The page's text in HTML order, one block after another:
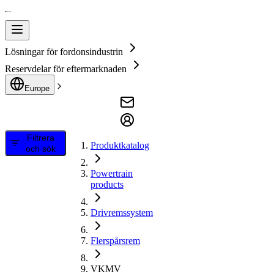
Lösningar för fordonsindustrin
Reservdelar för eftermarknaden
Europe
Filtrera
och sök
Produktkatalog
Powertrain
products
Drivremssystem
Flerspårsrem
VKMV